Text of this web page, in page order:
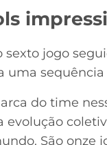
jogo
uma sequência
do time
São onze